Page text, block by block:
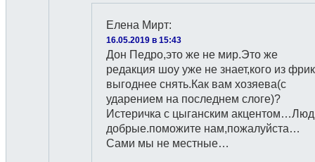
Елена Мирт:
16.05.2019 в 15:43
Дон Педро,это же не мир.Это же
редакция шоу уже не знает,кого из
выгоднее снять.Как вам хозяева(с
ударением на последнем слоге)?
Истеричка с цыганским
добрые.поможите нам,пожалуйста…
Сами мы не местные…